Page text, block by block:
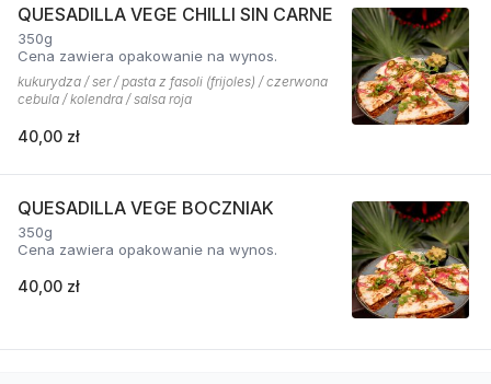
QUESADILLA VEGE CHILLI SIN CARNE
350g
Cena zawiera opakowanie na wynos.
kukurydza / ser / pasta z fasoli (frijoles) / czerwona
cebula / kolendra / salsa roja
40,00 zł
QUESADILLA VEGE BOCZNIAK
350g
Cena zawiera opakowanie na wynos.
40,00 zł